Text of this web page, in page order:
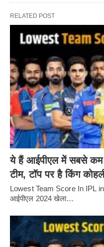
RELATED POST
ये हैं आईपीएल में सबसे कम
टीम, टॉप पर है किंग
Lowest Team Score In IPL in
आईपीएल 2024 खेला…